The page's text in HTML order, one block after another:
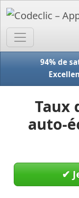
94% de
Taux
auto-
✔︎